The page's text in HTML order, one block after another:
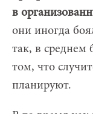
в
они иногда
так, в
том, что
планируют.